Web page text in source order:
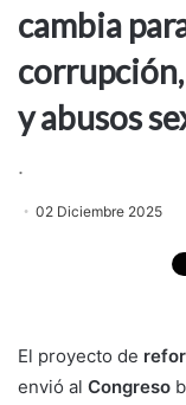
cambia
y abusos
.
02 Diciembre 2025
El proyecto de
envió al Congreso